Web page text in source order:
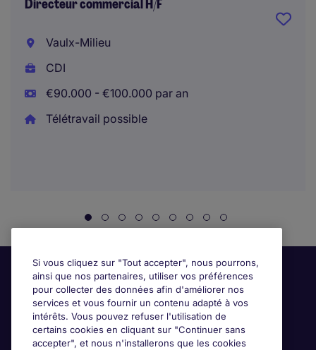
Directeur commercial H/F
Vaulx-Milieu
CDI
€90.000 - €100.000 par an
Télétravail possible
Si vous cliquez sur "Tout accepter", nous pourrons,
ainsi que nos partenaires, utiliser vos préférences
pour collecter des données afin d'améliorer nos
services et vous fournir un contenu adapté à vos
intérêts. Vous pouvez refuser l'utilisation de
certains cookies en cliquant sur "Continuer sans
accepter", et nous n'installerons que les cookies